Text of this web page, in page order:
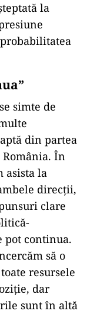
la
simte de
din partea
În
asista la
direcţii,
clare
pot continua.
să o
resursele
dar
sunt în altă